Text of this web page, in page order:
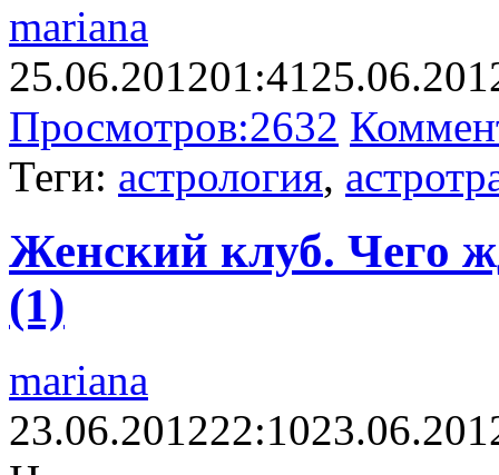
mariana
25.06.201201:41
Просмотров:2632
Теги: астрология,
Женский клуб. Чего
(1)
mariana
23.06.201222:10